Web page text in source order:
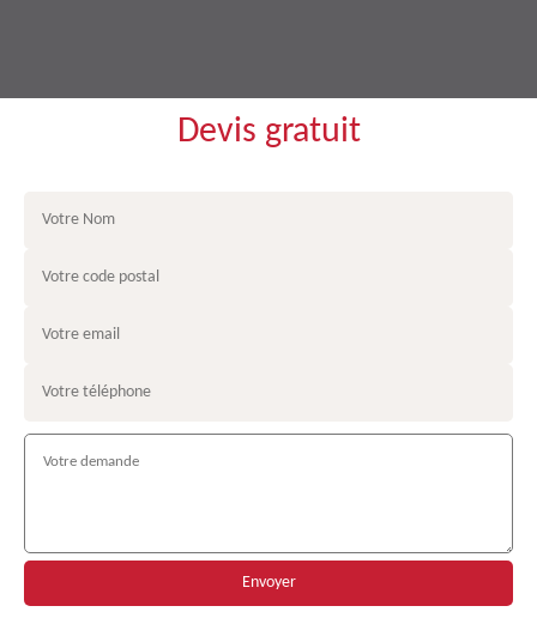
Devis gratuit